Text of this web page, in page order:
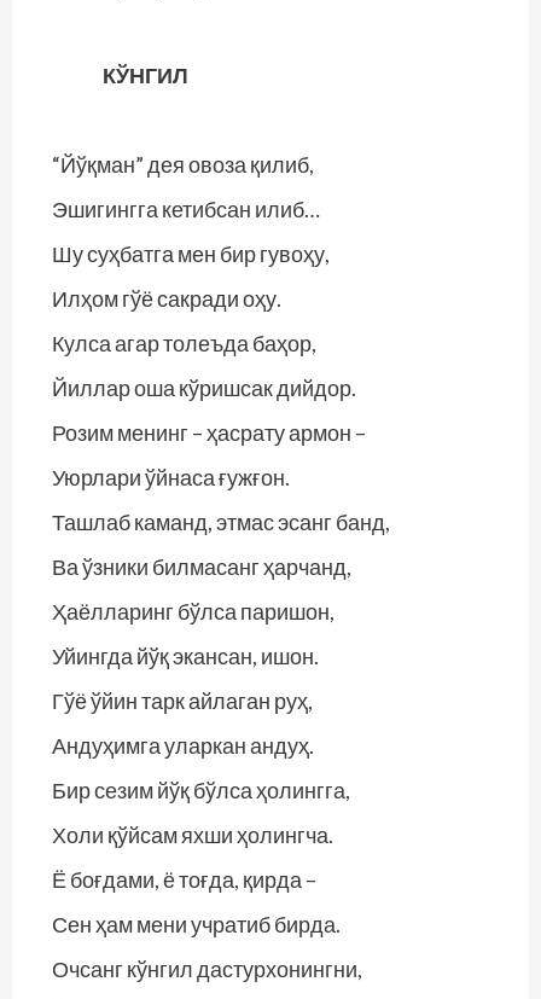
КЎНГИЛ
“Йўқман” дея овоза қилиб,
Эшигингга кетибсан илиб…
Шу суҳбатга мен бир гувоҳу,
Илҳом гўё сакради оҳу.
Кулса агар толеъда баҳор,
Йиллар оша кўришсак дийдор.
Розим менинг – ҳасрату армон –
Уюрлари ўйнаса ғужғон.
Ташлаб каманд, этмас эсанг банд,
Ва ўзники билмасанг ҳарчанд,
Ҳаёлларинг бўлса паришон,
Уйингда йўқ экансан, ишон.
Гўё ўйин тарк айлаган руҳ,
Андуҳимга уларкан андуҳ.
Бир сезим йўқ бўлса ҳолингга,
Холи қўйсам яхши ҳолингча.
Ё боғдами, ё тоғда, қирда –
Сен ҳам мени учратиб бирда.
Очсанг кўнгил дастурхонингни,